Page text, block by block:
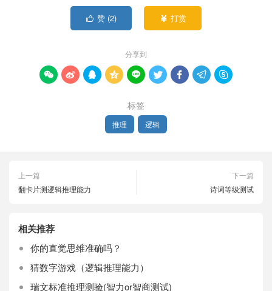
 赞 (2)  打赏
分享到
        
标签
推理 逻辑
上一篇
翻卡片测逻辑推理能力
下一篇
诗词等级测试
相关推荐
你的直觉思维准确吗？
猜数字游戏（逻辑推理能力）
瑞文标准推理测验(智力or智商测试)